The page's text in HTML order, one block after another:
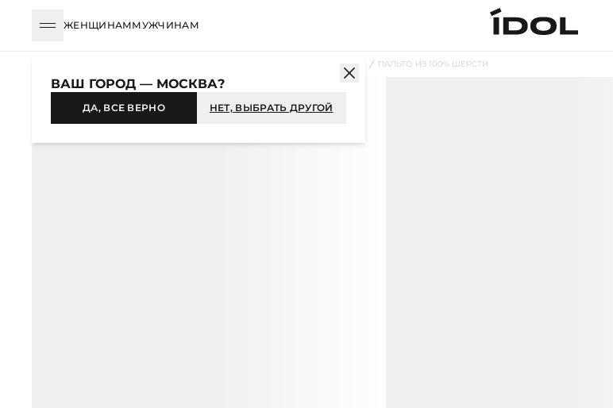
ЖЕНЩИНАММУЖЧИНАМ
ПАЛЬТО ИЗ 100% ШЕРСТИ
ВАШ ГОРОД — МОСКВА?
ДА, ВСЕ ВЕРНО НЕТ, ВЫБРАТЬ ДРУГОЙ